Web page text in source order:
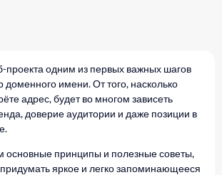
проекта одним из первых важных шагов
доменного имени. От того, насколько
адрес, будет во многом зависеть
доверие аудитории и даже позиции в
основные принципы и полезные советы,
яркое и легко запоминающееся